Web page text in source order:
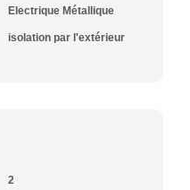
Electrique Métallique
isolation par l'extérieur
2